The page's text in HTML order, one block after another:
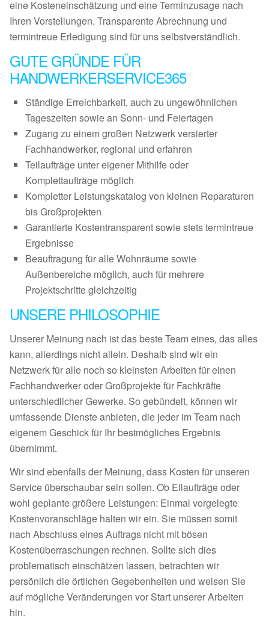
eine Kosteneinschätzung und eine Terminzusage nach
Ihren Vorstellungen. Transparente Abrechnung und
termintreue Erledigung sind für uns selbstverständlich.
GUTE GRÜNDE FÜR
HANDWERKERSERVICE365
Ständige Erreichbarkeit, auch zu ungewöhnlichen
Tageszeiten sowie an Sonn- und Feiertagen
Zugang zu einem großen Netzwerk versierter
Fachhandwerker, regional und erfahren
Teilaufträge unter eigener Mithilfe oder
Komplettaufträge möglich
Kompletter Leistungskatalog von kleinen Reparaturen
bis Großprojekten
Garantierte Kostentransparent sowie stets termintreue
Ergebnisse
Beauftragung für alle Wohnräume sowie
Außenbereiche möglich, auch für mehrere
Projektschritte gleichzeitig
UNSERE PHILOSOPHIE
Unserer Meinung nach ist das beste Team eines, das alles
kann, allerdings nicht allein. Deshalb sind wir ein
Netzwerk für alle noch so kleinsten Arbeiten für einen
Fachhandwerker oder Großprojekte für Fachkräfte
unterschiedlicher Gewerke. So gebündelt, können wir
umfassende Dienste anbieten, die jeder im Team nach
eigenem Geschick für Ihr bestmögliches Ergebnis
übernimmt.
Wir sind ebenfalls der Meinung, dass Kosten für unseren
Service überschaubar sein sollen. Ob Eilaufträge oder
wohl geplante größere Leistungen: Einmal vorgelegte
Kostenvoranschläge halten wir ein. Sie müssen somit
nach Abschluss eines Auftrags nicht mit bösen
Kostenüberraschungen rechnen. Sollte sich dies
problematisch einschätzen lassen, betrachten wir
persönlich die örtlichen Gegebenheiten und weisen Sie
auf mögliche Veränderungen vor Start unserer Arbeiten
hin.